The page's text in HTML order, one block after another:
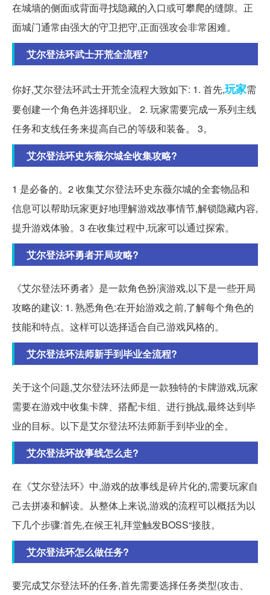
在城墙的侧面或背面寻找隐藏的入口或可攀爬的缝隙。正
面城门通常由强大的守卫把守,正面强攻会非常困难。
艾尔登法环武士开荒全流程?
你好,艾尔登法环武士开荒全流程大致如下: 1. 首先,玩家需
要创建一个角色并选择职业。 2. 玩家需要完成一系列主线
任务和支线任务来提高自己的等级和装备。 3。
艾尔登法环史东薇尔城全收集攻略?
1 是必备的。2 收集艾尔登法环史东薇尔城的全套物品和
信息可以帮助玩家更好地理解游戏故事情节,解锁隐藏内容,
提升游戏体验。3 在收集过程中,玩家可以通过探索。
艾尔登法环勇者开局攻略?
《艾尔登法环勇者》是一款角色扮演游戏,以下是一些开局
攻略的建议: 1. 熟悉角色:在开始游戏之前,了解每个角色的
技能和特点。这样可以选择适合自己游戏风格的。
艾尔登法环法师新手到毕业全流程?
关于这个问题,艾尔登法环法师是一款独特的卡牌游戏,玩家
需要在游戏中收集卡牌、搭配卡组、进行挑战,最终达到毕
业的目标。以下是艾尔登法环法师新手到毕业的全。
艾尔登法环故事线怎么走?
在《艾尔登法环》中,游戏的故事线是碎片化的,需要玩家自
己去拼凑和解读。从整体上来说,游戏的流程可以概括为以
下几个步骤:首先,在候王礼拜堂触发BOSS“接肢。
艾尔登法环怎么做任务?
要完成艾尔登法环的任务,首先需要选择任务类型(攻击、